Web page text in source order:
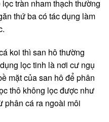
tràn nham thạch thường
thứ ba có tác dụng làm
koi thì san hô thường
lọc tinh là nơi cư ngụ
mặt của san hô để phân
thô không lọc được như
phân cá ra ngoài môi